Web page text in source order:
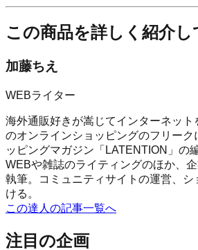
この商品を詳しく紹介し
加藤ちえ
WEBライター
海外通販好きが嵩じてインターネット
のオンラインショッピングのフリーク
ッピングマガジン「LATENTION」の
WEBや雑誌のライティングのほか、
執筆。コミュニティサイトの運営、
ける。
この達人の記事一覧へ
注目の企画